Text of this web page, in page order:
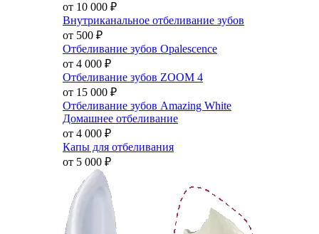
от 10 000 ₽
Внутриканальное отбеливание зубов
от 500 ₽
Отбеливание зубов Opalescence
от 4 000 ₽
Отбеливание зубов ZOOM 4
от 15 000 ₽
Отбеливание зубов Amazing White
Домашнее отбеливание
от 4 000 ₽
Капы для отбеливания
от 5 000 ₽